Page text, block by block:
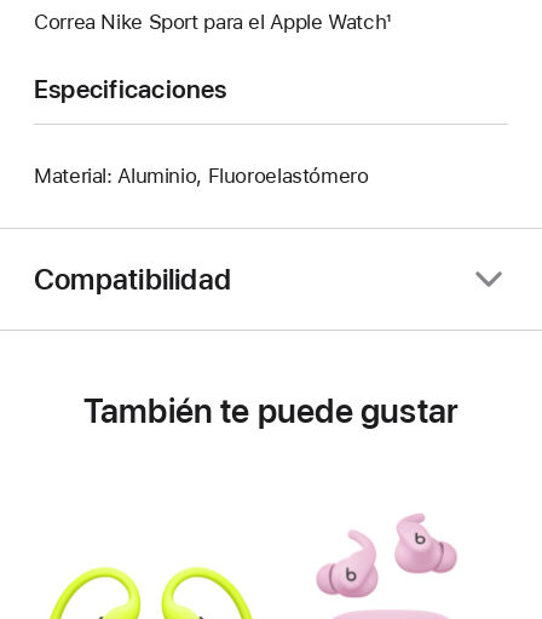
Correa Nike Sport para el Apple Watch¹
Especificaciones
Material: Aluminio, Fluoroelastómero
Compatibilidad
También te puede gustar